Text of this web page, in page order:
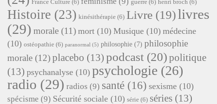
France Culture (6) guerre (6) henri broch (6)
Histoire (23) kinésithérapie (6) Livre (19)livres
(29) morale (11) mort (10) Musique (10) médecine
(10) ostéopathie (6) paranormal (5) philosophie (7) philosophie
morale (12)placebo (13) podcast (20)politique
(13) psychanalyse (10) psychologie (26)
radio (29) radios (9) santé (16) sexisme (10)
spécisme (9) Sécurité sociale (10) série (6) séries (13)